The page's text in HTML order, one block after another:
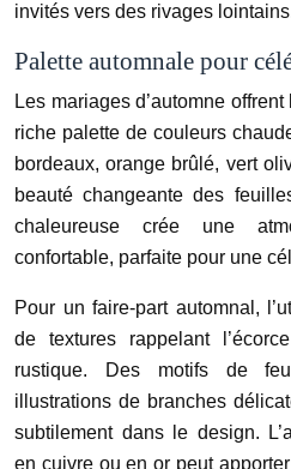
invités vers des rivages
Palette automnale pour
Les mariages d’automne
riche palette de couleurs
bordeaux, orange brûlé, vert
beauté changeante des
chaleureuse crée une
confortable, parfaite pour une
Pour un faire-part automnal,
de textures rappelant
rustique. Des motifs de
illustrations de branches
subtilement dans le design.
en cuivre ou en or peut